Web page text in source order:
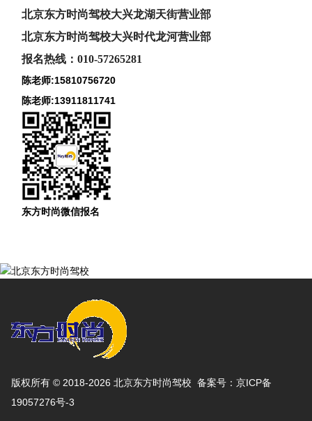
北京东方时尚驾校大兴龙湖天街营业部
北京东方时尚驾校大兴时代龙河营业部
报名热线：010-57265281
陈老师:15810756720
陈老师:13911811741
东方时尚微信报名
版权所有 © 2018-2026 北京东方时尚驾校 备案号： 京ICP备
19057276号-3